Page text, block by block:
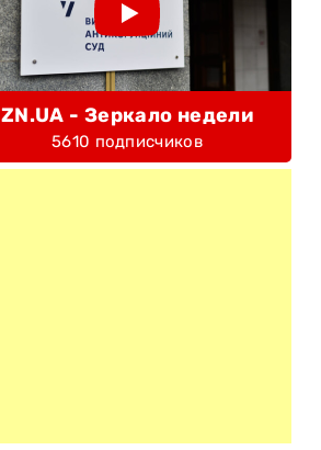
ZN.UA - Зеркало недели
5610 подписчиков